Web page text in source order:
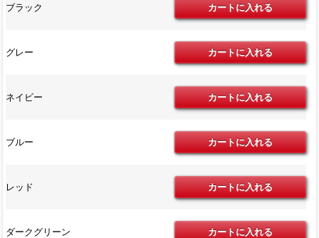
ブラック
グレー
ネイビー
ブルー
レッド
ダークグリーン